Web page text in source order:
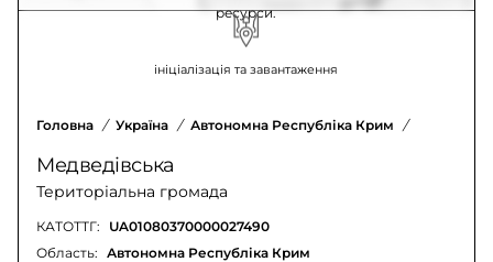
ресурси.
ініціалізація та завантаження
Головна / Україна / Автономна Республіка Крим /
Медведівська
Територіальна громада
КАТОТТГ: UA01080370000027490
Область: Автономна Республіка Крим